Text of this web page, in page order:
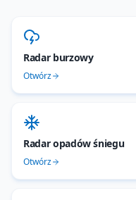
Radar burzowy
Otwórz
Radar opadów śniegu
Otwórz